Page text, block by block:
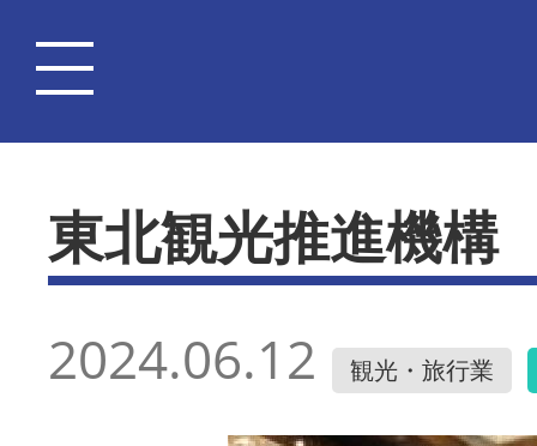
東北観光推進機
2024.06.12 観光・旅行業